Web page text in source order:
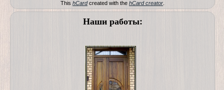
This hCardcreated with the hCard creator
Наши работы: